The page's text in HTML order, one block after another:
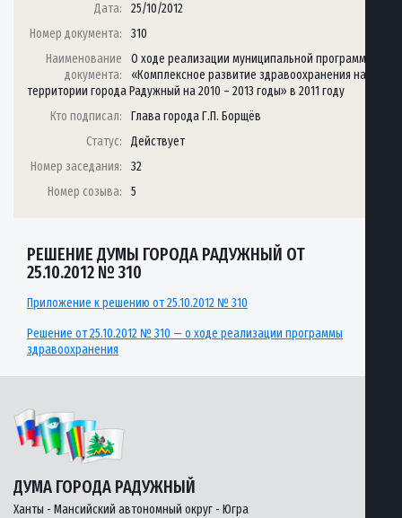
Дата:
25/10/2012
Номер документа:
310
Наименование
документа:
О ходе реализации муниципальной программы
«Комплексное развитие здравоохранения на
территории города Радужный на 2010 – 2013 годы» в 2011 году
Кто подписал:
Глава города Г.П. Борщёв
Статус:
Действует
Номер заседания:
32
Номер созыва:
5
РЕШЕНИЕ ДУМЫ ГОРОДА РАДУЖНЫЙ ОТ
25.10.2012 № 310
Приложение к решению от 25.10.2012 № 310
Решение от 25.10.2012 № 310 — о ходе реализации программы
здравоохранения
ДУМА ГОРОДА РАДУЖНЫЙ
Ханты - Мансийский автономный округ - Югра